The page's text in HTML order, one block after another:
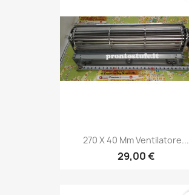
270 X 40 Mm Ventilatore...
29,00 €